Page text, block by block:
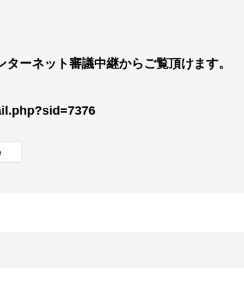
ーネット審議中継からご覧頂けます。